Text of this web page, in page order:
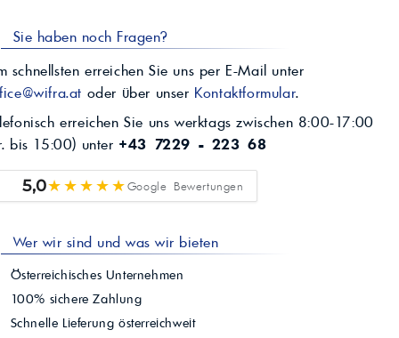
Sie haben noch Fragen?
schnellsten erreichen Sie uns per E-Mail unter
oder über unser Kontaktformular.
erreichen Sie uns werktags zwischen 8:00-17:00
bis 15:00) unter +43 7229 - 223 68
5,0★★★★★Google Bewertungen
Wer wir sind und was wir bieten
Österreichisches Unternehmen
100% sichere Zahlung
Schnelle Lieferung österreichweit